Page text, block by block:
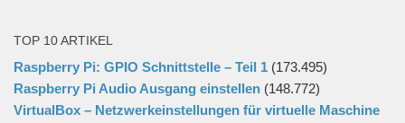
TOP 10 ARTIKEL
Raspberry Pi: GPIO Schnittstelle – Teil 1 (173.495)
Raspberry Pi Audio Ausgang einstellen (148.772)
VirtualBox – Netzwerkeinstellungen für virtuelle Maschine